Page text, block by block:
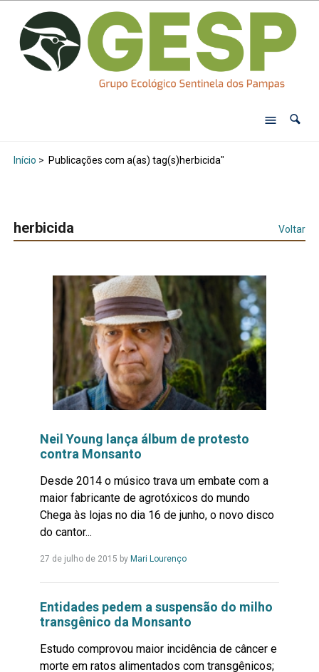
Início > Publicações com a(as) tag(s)herbicida"
herbicida Voltar
Neil Young lança álbum de protesto
contra Monsanto
Desde 2014 o músico trava um embate com a
maior fabricante de agrotóxicos do mundo
Chega às lojas no dia 16 de junho, o novo disco
do cantor...
27 de julho de 2015 by Mari LourençoLeia
Entidades pedem a suspensão do milho
transgênico da Monsanto
Estudo comprovou maior incidência de câncer e
morte em ratos alimentados com transgênicos;